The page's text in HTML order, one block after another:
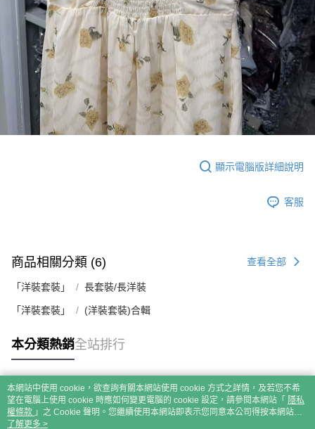
顯示電腦版詳細說明
客服
商品相關分類 (6) 查看全部
「洋裝套裝」 長套裝/長洋裝
「洋裝套裝」 (洋裝套裝)合輯
本分類熱銷全站排行
熱門標籤
本網站中使用 cookie，欲查詢有關本網站使用 cookie 方式之詳情，及若您不希
望在電腦上使用 cookie 時應如何變更電腦的 cookie 設定，請參閱本網站「 隱私
權條款 」之 Cookie 聲明。您繼續使用本網站即表示您同意本公司得按本網站使
用條款之 Cookie 聲明使用 cookie。
了解更多 >